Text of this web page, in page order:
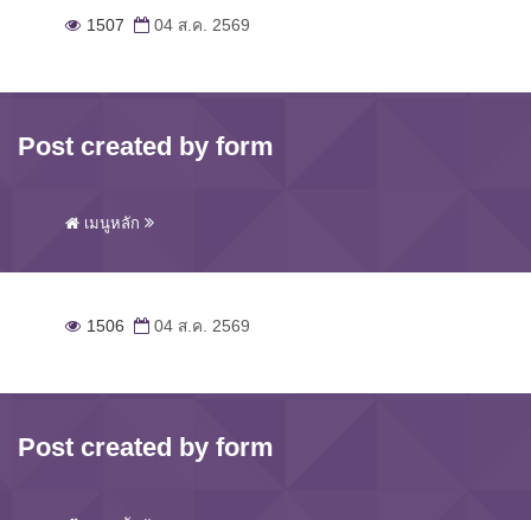
1507 04 ส.ค. 2569
Post created by form
เมนูหลัก
1506 04 ส.ค. 2569
Post created by form